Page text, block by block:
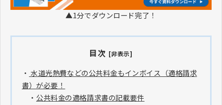
▲1分でダウンロード完了！
目次 [非表示]
・ 水道光熱費などの公共料金もインボイス（適格請求
書）が必要！
・ 公共料金の適格請求書の記載要件